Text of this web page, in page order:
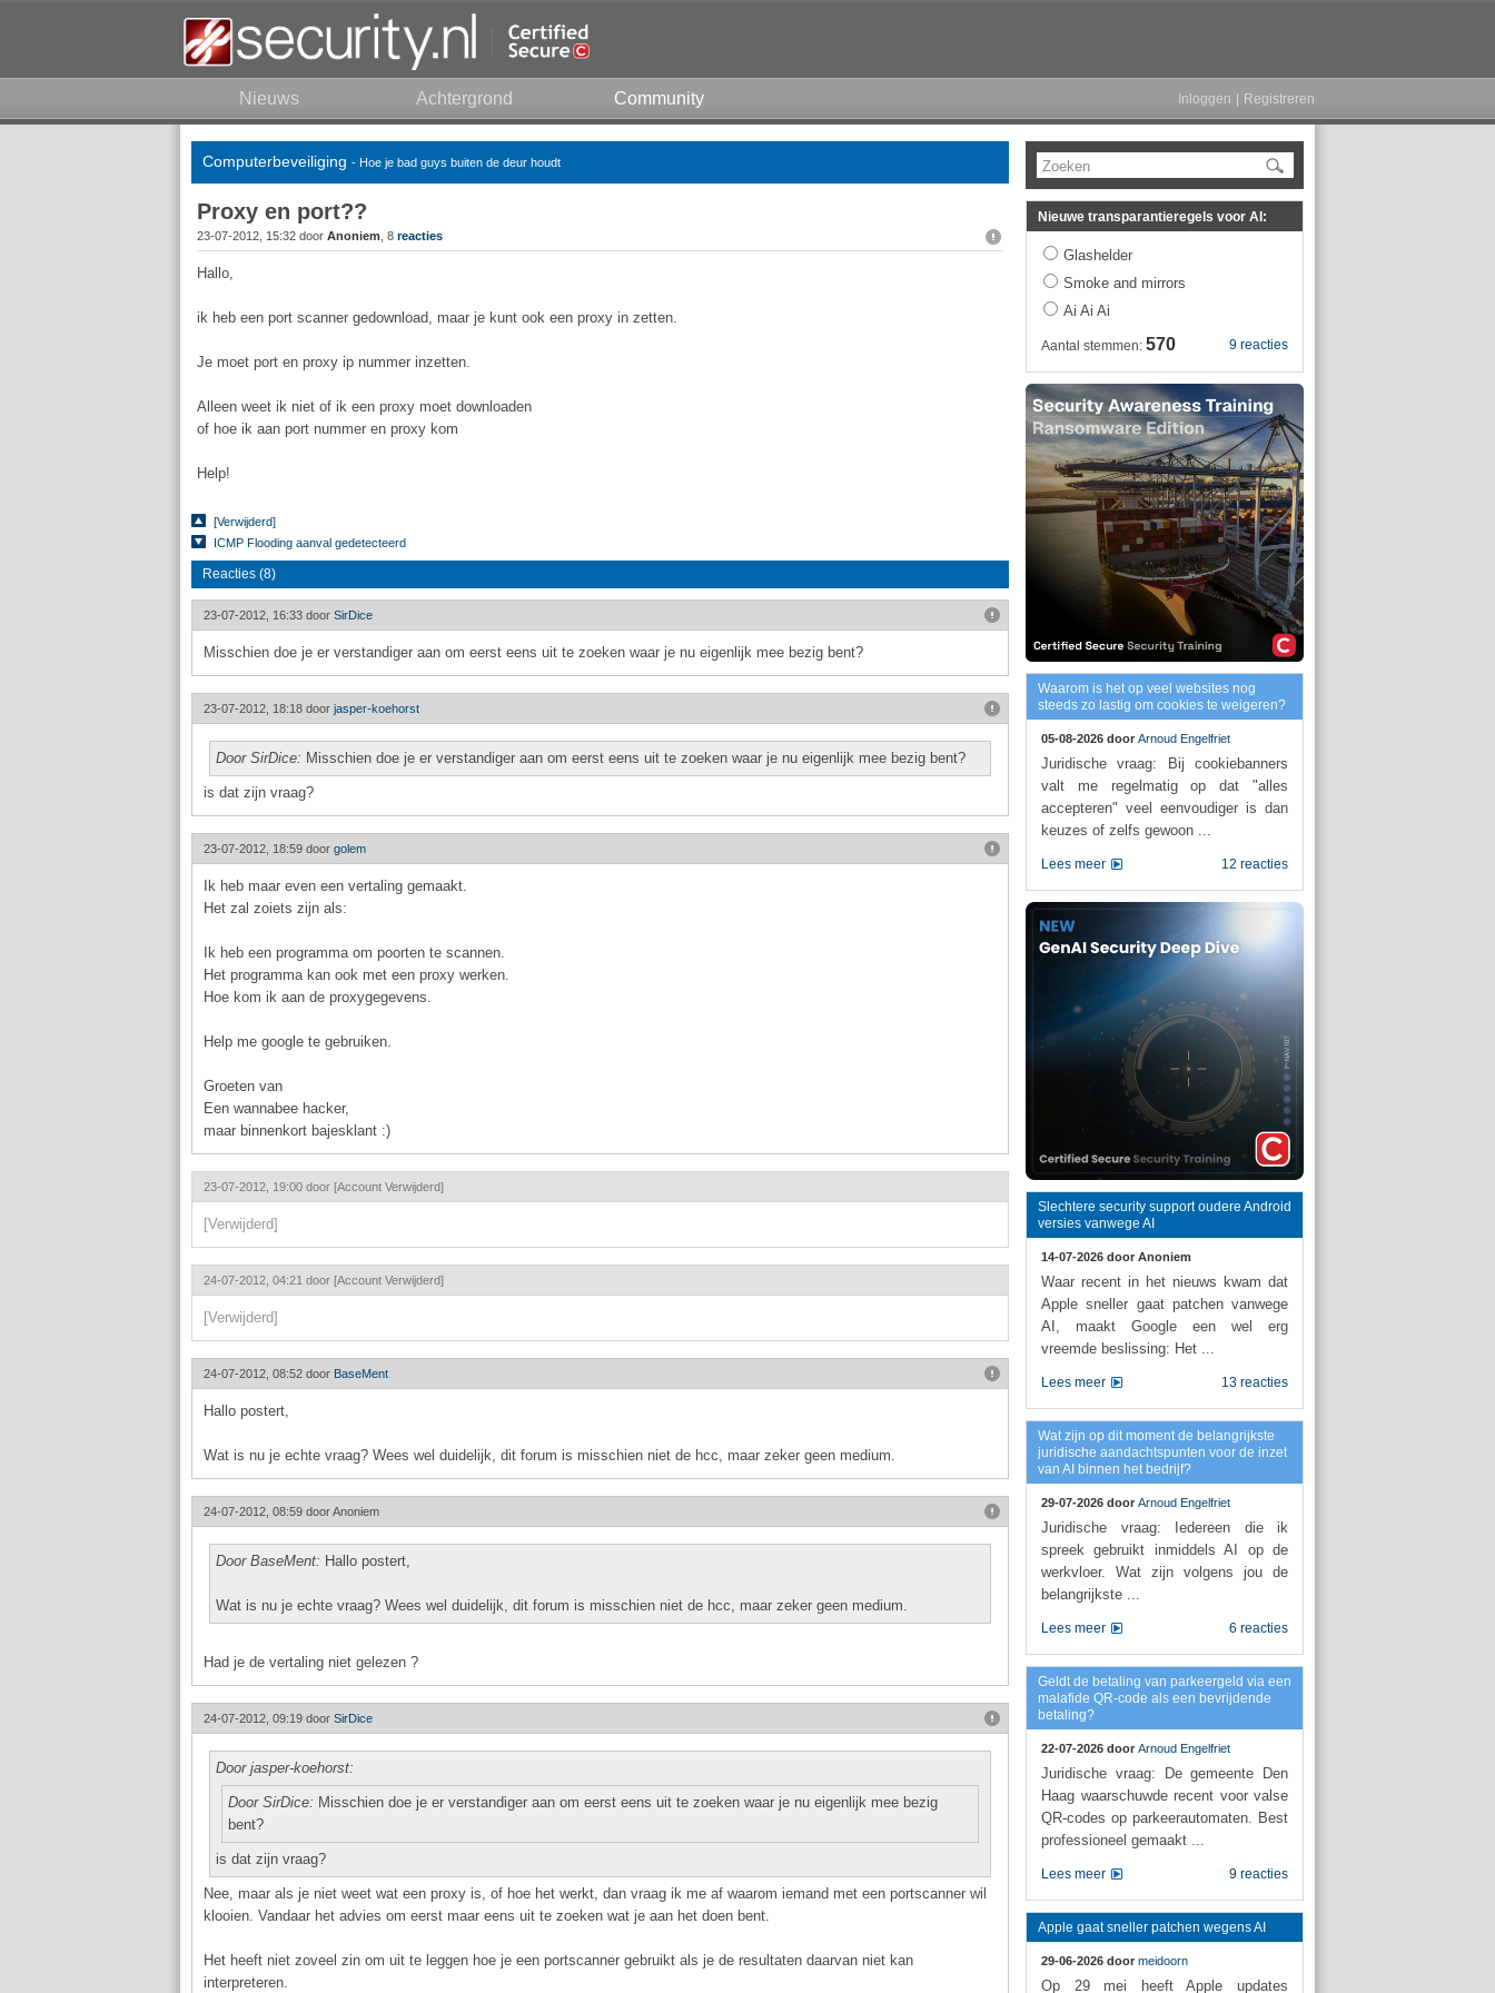
Nieuws Achtergrond Community Inloggen Registreren
Computerbeveiliging - Hoe je bad guys buiten de deur houdt
Proxy en port??
23-07-2012, 15:32 door Anoniem , 8 reacties
Hallo,
ik heb een port scanner gedownload, maar je kunt ook een proxy in zetten.
Je moet port en proxy ip nummer inzetten.
Alleen weet ik niet of ik een proxy moet downloaden
of hoe ik aan port nummer en proxy kom
Help!
[Verwijderd]
ICMP Flooding aanval gedetecteerd
Reacties (8)
23-07-2012, 16:33 door SirDice
Misschien doe je er verstandiger aan om eerst eens uit te zoeken waar je nu eigenlijk mee bezig bent?
23-07-2012, 18:18 door jasper-koehorst
Door SirDice: Misschien doe je er verstandiger aan om eerst eens uit te zoeken waar je nu eigenlijk mee bezig bent?
is dat zijn vraag?
23-07-2012, 18:59 door golem
Ik heb maar even een vertaling gemaakt.
Het zal zoiets zijn als:
Ik heb een programma om poorten te scannen.
Het programma kan ook met een proxy werken.
Hoe kom ik aan de proxygegevens.
Help me google te gebruiken.
Groeten van
Een wannabee hacker,
maar binnenkort bajesklant :)
23-07-2012, 19:00 door [Account Verwijderd]
[Verwijderd]
24-07-2012, 04:21 door [Account Verwijderd]
[Verwijderd]
24-07-2012, 08:52 door BaseMent
Hallo postert,
Wat is nu je echte vraag? Wees wel duidelijk, dit forum is misschien niet de hcc, maar zeker geen medium.
24-07-2012, 08:59 doorAnoniem
Door BaseMent: Hallo postert,
Wat is nu je echte vraag? Wees wel duidelijk, dit forum is misschien niet de hcc, maar zeker geen medium.
Had je de vertaling niet gelezen ?
24-07-2012, 09:19 door SirDice
Door jasper-koehorst:
Door SirDice: Misschien doe je er verstandiger aan om eerst eens uit te zoeken waar je nu eigenlijk mee bezig
bent?
is dat zijn vraag?
Nee, maar als je niet weet wat een proxy is, of hoe het werkt, dan vraag ik me af waarom iemand met een portscanner wil
klooien. Vandaar het advies om eerst maar eens uit te zoeken wat je aan het doen bent.
Het heeft niet zoveel zin om uit te leggen hoe je een portscanner gebruikt als je de resultaten daarvan niet kan
interpreteren.
Zoeken
Nieuwe transparantieregels voor AI:
Glashelder
Smoke and mirrors
Ai Ai Ai
9 reacties
Aantal stemmen: 570
Waarom is het op veel websites nog
steeds zo lastig om cookies te weigeren?
05-08-2026 door Arnoud Engelfriet
Juridische vraag: Bij cookiebanners
valt me regelmatig op dat "alles
accepteren" veel eenvoudiger is dan
keuzes of zelfs gewoon ...
12 reacties
Lees meer
Slechtere security support oudere Android
versies vanwege AI
14-07-2026 door Anoniem
Waar recent in het nieuws kwam dat
Apple sneller gaat patchen vanwege
AI, maakt Google een wel erg
vreemde beslissing: Het ...
13 reacties
Lees meer
Wat zijn op dit moment de belangrijkste
juridische aandachtspunten voor de inzet
van AI binnen het bedrijf?
29-07-2026 door Arnoud Engelfriet
Juridische vraag: Iedereen die ik
spreek gebruikt inmiddels AI op de
werkvloer. Wat zijn volgens jou de
belangrijkste ...
6 reacties
Lees meer
Geldt de betaling van parkeergeld via een
malafide QR-code als een bevrijdende
betaling?
22-07-2026 door Arnoud Engelfriet
Juridische vraag: De gemeente Den
Haag waarschuwde recent voor valse
QR-codes op parkeerautomaten. Best
professioneel gemaakt ...
9 reacties
Lees meer
Apple gaat sneller patchen wegens AI
29-06-2026 door meidoorn
Op 29 mei heeft Apple updates